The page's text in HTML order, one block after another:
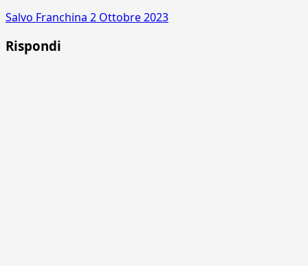
Salvo Franchina 2 Ottobre 2023
Rispondi